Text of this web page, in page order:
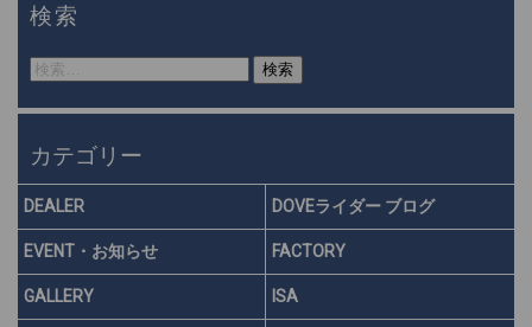
検索
検
索:
カテゴリー
DEALER DOVEライダー ブログ
EVENT・お知らせ FACTORY
GALLERY ISA